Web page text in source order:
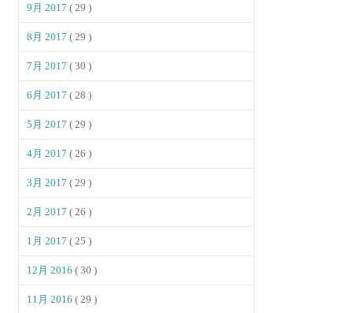
9月 2017( 29 )
8月 2017( 29 )
7月 2017( 30 )
6月 2017( 28 )
5月 2017( 29 )
4月 2017( 26 )
3月 2017( 29 )
2月 2017( 26 )
1月 2017( 25 )
12月 2016( 30 )
11月 2016( 29 )